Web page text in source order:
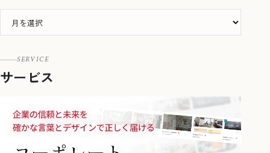
SERVICE
サービス